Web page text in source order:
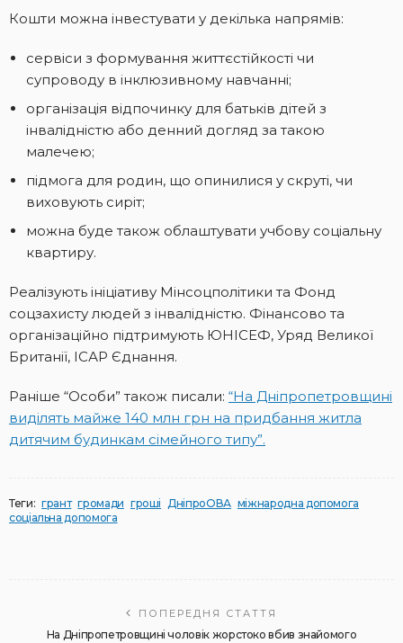
Кошти можна інвестувати у декілька напрямів:
сервіси з формування життєстійкості чи
супроводу в інклюзивному навчанні;
організація відпочинку для батьків дітей з
інвалідністю або денний догляд за такою
малечею;
підмога для родин, що опинилися у скруті, чи
виховують сиріт;
можна буде також облаштувати учбову соціальну
квартиру.
Реалізують ініціативу Мінсоцполітики та Фонд
соцзахисту людей з інвалідністю. Фінансово та
організаційно підтримують ЮНІСЕФ, Уряд Великої
Британії, ІСАР Єднання.
Раніше “Особи” також писали: “На Дніпропетровщині
виділять майже 140 млн грн на придбання житла
дитячим будинкам сімейного типу”.
Теги: грант громади гроші ДніпроОВА міжнародна допомога
соціальна допомога
ПОПЕРЕДНЯ СТАТТЯ
На Дніпропетровщині чоловік жорстоко вбив знайомого